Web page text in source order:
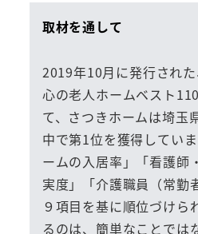
取材を通して
2019年10月に発行され
心の老人ホームベスト
て、さつきホームは埼玉
中で第1位を獲得してい
ームの入居率」「看護師
実度」「介護職員（常勤
９項目を基に順位づけら
るのは、簡単なことでは